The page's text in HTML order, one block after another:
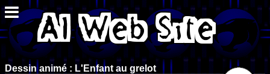
Dessin animé : L'Enfant au grelot